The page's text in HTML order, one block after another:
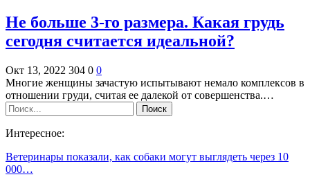
Не больше 3-го размера. Какая грудь
сегодня считается идеальной?
Окт 13, 2022 304 0 0
Многие женщины зачастую испытывают немало комплексов в
отношении груди, считая ее далекой от совершенства.…
Интересное:
Ветеринары показали, как собаки могут выглядеть через 10
000…